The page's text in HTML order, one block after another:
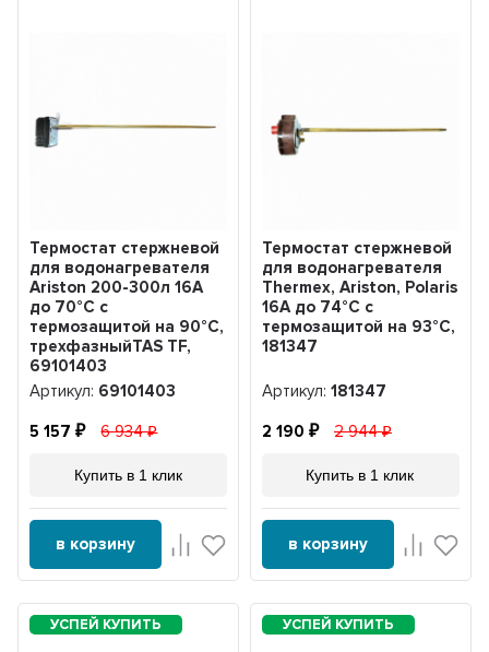
Термостат стержневой
для водонагревателя
Ariston 200-300л 16А
до 70°С с
термозащитой на 90°С,
трехфазныйTAS TF,
69101403
Артикул: 69101403
5 157 6 934
Купить в 1 клик
в корзину
Термостат стержневой
для водонагревателя
Thermex, Ariston, Polaris
16А до 74°С с
термозащитой на 93°С,
181347
Артикул: 181347
2 190 2 944
Купить в 1 клик
в корзину